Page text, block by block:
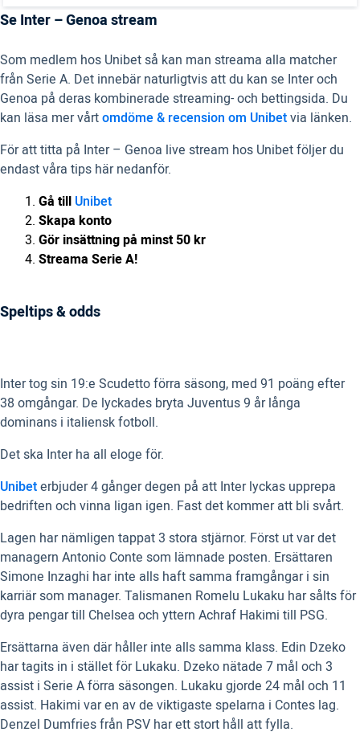
Se Inter – Genoa stream
Som medlem hos Unibet så kan man streama alla matcher
från Serie A. Det innebär naturligtvis att du kan se Inter och
Genoa på deras kombinerade streaming- och bettingsida. Du
kan läsa mer vårtomdöme & recension om Unibetvia länken.
För att titta på Inter – Genoa live stream hos Unibet följer du
endast våra tips här nedanför.
Gå till Unibet
Skapa konto
Gör insättning på minst 50 kr
Streama Serie A!
Speltips & odds
Inter tog sin 19:e Scudetto förra säsong, med 91 poäng efter
38 omgångar. De lyckades bryta Juventus 9 år långa
dominans i italiensk fotboll.
Det ska Inter ha all eloge för.
Unibeterbjuder 4 gånger degen på att Inter lyckas upprepa
bedriften och vinna ligan igen. Fast det kommer att bli svårt.
Lagen har nämligen tappat 3 stora stjärnor. Först ut var det
managern Antonio Conte som lämnade posten. Ersättaren
Simone Inzaghi har inte alls haft samma framgångar i sin
karriär som manager. Talismanen Romelu Lukaku har sålts för
dyra pengar till Chelsea och yttern Achraf Hakimi till PSG.
Ersättarna även där håller inte alls samma klass. Edin Dzeko
har tagits in i stället för Lukaku. Dzeko nätade 7 mål och 3
assist i Serie A förra säsongen. Lukaku gjorde 24 mål och 11
assist. Hakimi var en av de viktigaste spelarna i Contes lag.
Denzel Dumfries från PSV har ett stort håll att fylla.